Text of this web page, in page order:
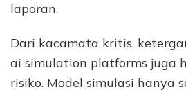
laporan.
Dari kacamata kritis,
ai simulation platforms juga
risiko. Model simulasi hanya